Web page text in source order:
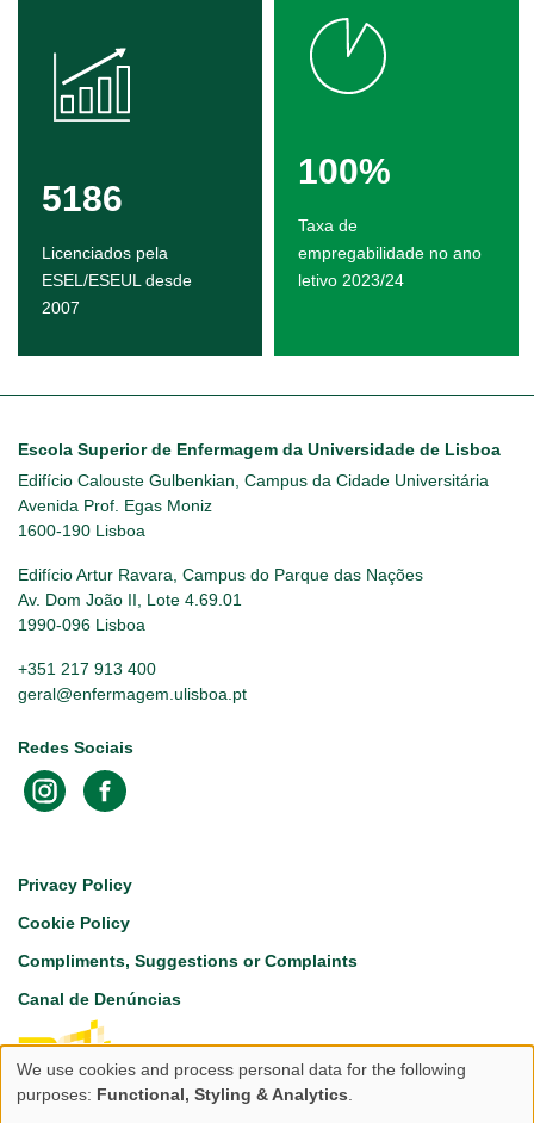
5186
Licenciados pela
ESEL/ESEUL desde
2007
100%
Taxa de
empregabilidade no ano
letivo 2023/24
Escola Superior de Enfermagem da Universidade de Lisboa
Edifício Calouste Gulbenkian, Campus da Cidade Universitária
Avenida Prof. Egas Moniz
1600-190 Lisboa
Edifício Artur Ravara, Campus do Parque das Nações
Av. Dom João II, Lote 4.69.01
1990-096 Lisboa
+351 217 913 400
geral@enfermagem.ulisboa.pt
Redes Sociais
Footer
Privacy Policy
Cookie Policy
Compliments, Suggestions or Complaints
Canal de Denúncias
Use
We use cookies and process personal data for the following
purposes: Functional, Styling & Analytics